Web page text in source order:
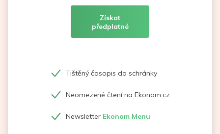
Získat
předplatné
Tištěný časopis do schránky
Neomezené čtení na Ekonom.cz
Newsletter Ekonom Menu